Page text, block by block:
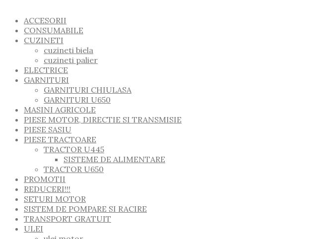
ACCESORII
CONSUMABILE
CUZINETI
cuzineti biela
cuzineti palier
ELECTRICE
GARNITURI
GARNITURI CHIULASA
GARNITURI U650
MASINI AGRICOLE
PIESE MOTOR, DIRECTIE SI TRANSMISIE
PIESE SASIU
PIESE TRACTOARE
TRACTOR U445
SISTEME DE ALIMENTARE
TRACTOR U650
PROMOTII
REDUCERI!!!
SETURI MOTOR
SISTEM DE POMPARE SI RACIRE
TRANSPORT GRATUIT
ULEI